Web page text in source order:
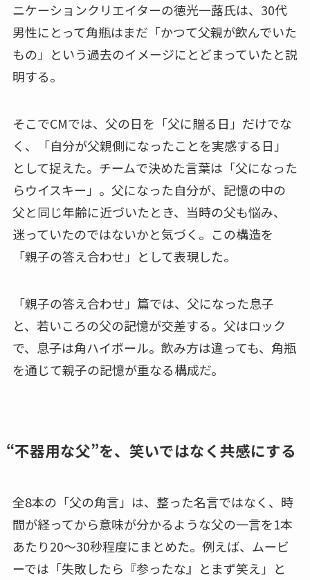
ニケーションクリエイターの徳光一蕗氏は、30代
男性にとって角瓶はまだ「かつて父親が飲んでいた
もの」という過去のイメージにとどまっていたと説
明する。
そこでCMでは、父の日を「父に贈る日」だけでな
く、「自分が父親側になったことを実感する日」
として捉えた。チームで決めた言葉は「父になった
らウイスキー」。父になった自分が、記憶の中の
父と同じ年齢に近づいたとき、当時の父も悩み、
迷っていたのではないかと気づく。この構造を
「親子の答え合わせ」として表現した。
「親子の答え合わせ」篇では、父になった息子
と、若いころの父の記憶が交差する。父はロック
で、息子は角ハイボール。飲み方は違っても、角瓶
を通じて親子の記憶が重なる構成だ。
“不器用な父”を、笑いではなく共感にする
全8本の「父の角言」は、整った名言ではなく、時
間が経ってから意味が分かるような父の一言を1本
あたり20～30秒程度にまとめた。例えば、ムービ
ーでは「失敗したら『参ったな』とまず笑え」と